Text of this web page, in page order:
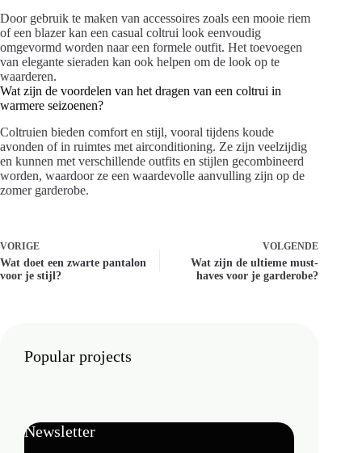
Door gebruik te maken van accessoires zoals een mooie riem
of een blazer kan een casual coltrui look eenvoudig
omgevormd worden naar een formele outfit. Het toevoegen
van elegante sieraden kan ook helpen om de look op te
waarderen.
Wat zijn de voordelen van het dragen van een coltrui in
warmere seizoenen?
Coltruien bieden comfort en stijl, vooral tijdens koude
avonden of in ruimtes met airconditioning. Ze zijn veelzijdig
en kunnen met verschillende outfits en stijlen gecombineerd
worden, waardoor ze een waardevolle aanvulling zijn op de
zomer garderobe.
VORIGE
Wat doet een zwarte pantalon
voor je stijl?
VOLGENDE
Wat zijn de ultieme must-
haves voor je garderobe?
Popular projects
Newsletter